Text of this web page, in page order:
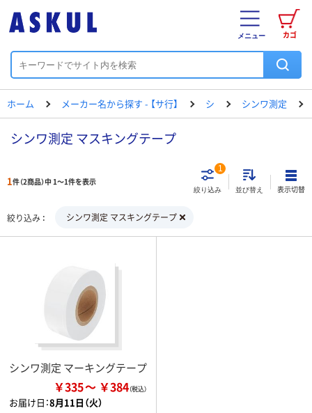
カゴ
メニュー
ホーム メーカー名から探す - 【サ行】 シ シンワ測定
シンワ測定 マスキングテープ
1件（2商品）中 1～1件を表示
絞り込み
1
並び替え 表示切替
絞り込み シンワ測定 マスキングテープ
シンワ測定 マーキングテープ
￥335 ￥384
お届け日：8月11日（火）